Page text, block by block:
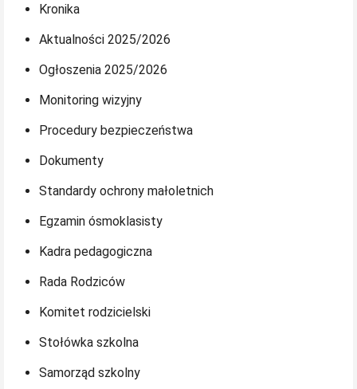
Kronika
Aktualności 2025/2026
Ogłoszenia 2025/2026
Monitoring wizyjny
Procedury bezpieczeństwa
Dokumenty
Standardy ochrony małoletnich
Egzamin ósmoklasisty
Kadra pedagogiczna
Rada Rodziców
Komitet rodzicielski
Stołówka szkolna
Samorząd szkolny